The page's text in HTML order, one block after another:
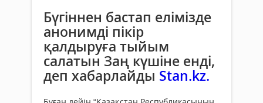
Бүгіннен бастап елімізде
анонимді пікір
қалдыруға тыйым
салатын Заң күшіне енді,
деп хабарлайды Stan.kz.